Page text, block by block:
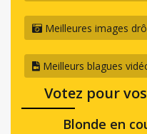
Meilleures images
Meilleurs blagues
Votez pour
Blonde en